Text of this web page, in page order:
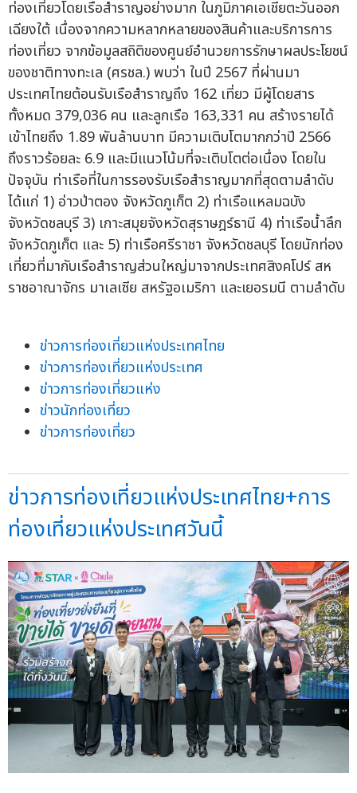
ท่องเที่ยวโดยเรือสำราญอย่างมาก ในภูมิภาคเอเชียตะวันออก
เฉียงใต้ เนื่องจากความหลากหลายของสินค้าและบริการการ
ท่องเที่ยว จากข้อมูลสถิติของศูนย์อำนวยการรักษาผลประโยชน์
ของชาติทางทะเล (ศรชล.) พบว่า ในปี 2567 ที่ผ่านมา
ประเทศไทยต้อนรับเรือสำราญถึง 162 เที่ยว มีผู้โดยสาร
ทั้งหมด 379,036 คน และลูกเรือ 163,331 คน สร้างรายได้
เข้าไทยถึง 1.89 พันล้านบาท มีความเติบโตมากกว่าปี 2566
ถึงราวร้อยละ 6.9 และมีแนวโน้มที่จะเติบโตต่อเนื่อง โดยใน
ปัจจุบัน ท่าเรือที่ในการรองรับเรือสำราญมากที่สุดตามลำดับ
ได้แก่ 1) อ่าวป่าตอง จังหวัดภูเก็ต 2) ท่าเรือแหลมฉบัง
จังหวัดชลบุรี 3) เกาะสมุยจังหวัดสุราษฎร์ธานี 4) ท่าเรือน้ำลึก
จังหวัดภูเก็ต และ 5) ท่าเรือศรีราชา จังหวัดชลบุรี โดยนักท่อง
เที่ยวที่มากับเรือสำราญส่วนใหญ่มาจากประเทศสิงคโปร์ สห
ราชอาณาจักร มาเลเซีย สหรัฐอเมริกา และเยอรมนี ตามลำดับ
ข่าวการท่องเที่ยวแห่งประเทศไทย
ข่าวการท่องเที่ยวแห่งประเทศ
ข่าวการท่องเที่ยวแห่ง
ข่าวนักท่องเที่ยว
ข่าวการท่องเที่ยว
ข่าวการท่องเที่ยวแห่งประเทศไทย+การ
ท่องเที่ยวแห่งประเทศวันนี้